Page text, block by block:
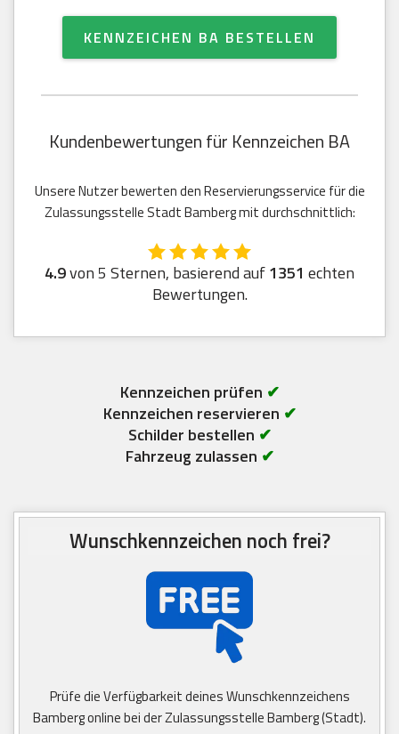
KENNZEICHEN BA BESTELLEN
Kundenbewertungen für Kennzeichen BA
Unsere Nutzer bewerten den Reservierungsservice für die
Zulassungsstelle Stadt Bamberg mit durchschnittlich:
4.9von 5 Sternen, basierend auf1351 echten
Bewertungen.
Kennzeichen prüfen ✔
Kennzeichen reservieren ✔
Schilder bestellen ✔
Fahrzeug zulassen ✔
Wunschkennzeichen noch frei?
Prüfe die Verfügbarkeit deines Wunschkennzeichens
Bamberg online bei der Zulassungsstelle Bamberg (Stadt).